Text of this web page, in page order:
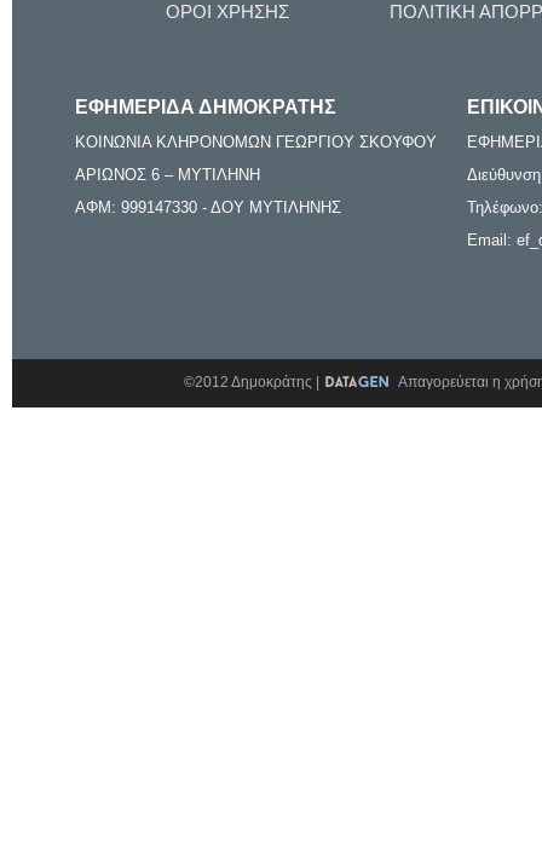
ΟΡΟΙ ΧΡΗΣΗΣ ΠΟΛΙΤΙΚΗ
ΕΦΗΜΕΡΙΔΑ ΔΗΜΟΚΡΑΤΗΣ
ΚΟΙΝΩΝΙΑ ΚΛΗΡΟΝΟΜΩΝ ΓΕΩΡΓΙΟΥ ΣΚΟΥΦΟΥ
ΑΡΙΩΝΟΣ 6 – ΜΥΤΙΛΗΝΗ
ΑΦΜ: 999147330 - ΔΟΥ ΜΥΤΙΛΗΝΗΣ
Email:
©2012 Δημοκράτης | Απαγορεύεται η